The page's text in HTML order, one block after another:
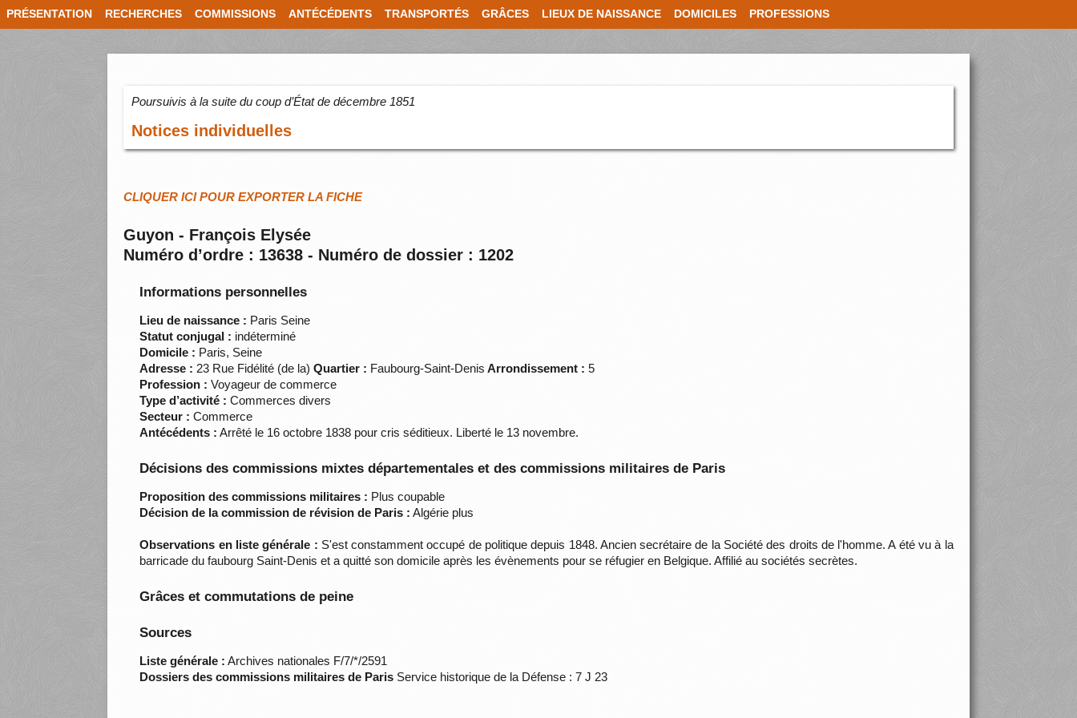
PRÉSENTATION RECHERCHES COMMISSIONS ANTÉCÉDENTS TRANSPORTÉS GRÂCES LIEUX DE NAISSANCE DOMICILES PROFESSIONS
Poursuivis à la suite du coup d’État de décembre 1851
Notices individuelles
CLIQUER ICI POUR EXPORTER LA FICHE
Guyon - François Elysée
Numéro d’ordre : 13638 - Numéro de dossier : 1202
Informations personnelles
Lieu de naissance : Paris Seine
Statut conjugal : indéterminé
Domicile : Paris, Seine
Adresse : 23 Rue Fidélité (de la)Quartier : Faubourg-Saint-Denis Arrondissement : 5
Profession : Voyageur de commerce
Type d’activité : Commerces divers
Secteur : Commerce
Antécédents : Arrêté le 16 octobre 1838 pour cris séditieux. Liberté le 13 novembre.
Décisions des commissions mixtes départementales et des commissions militaires de Paris
Proposition des commissions militaires : Plus coupable
Décision de la commission de révision de Paris : Algérie plus
Observations en liste générale : S'est constamment occupé de politique depuis 1848. Ancien secrétaire de la Société des droits de l'homme. A été vu à la
barricade du faubourg Saint-Denis et a quitté son domicile après les évènements pour se réfugier en Belgique. Affilié au sociétés secrètes.
Grâces et commutations de peine
Sources
Liste générale : Archives nationales F/7/*/2591
Dossiers des commissions militaires de Paris Service historique de la Défense : 7 J 23